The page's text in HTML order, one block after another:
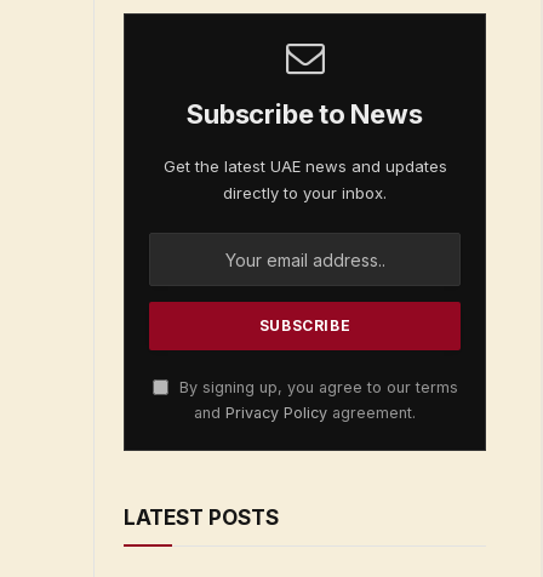
Subscribe to News
Get the latest UAE news and updates
directly to your inbox.
By signing up, you agree to our terms
and Privacy Policy agreement.
LATEST POSTS